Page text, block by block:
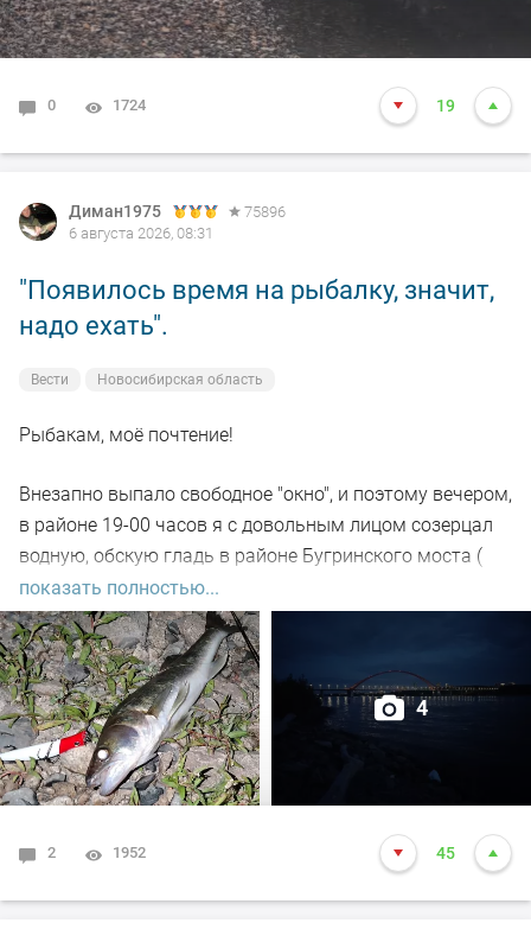
0 1724 19
Диман1975
75896
6 августа 2026, 08:31
"Появилось время на рыбалку, значит,
надо ехать".
Вести Новосибирская область
Рыбакам, моё почтение!
Внезапно выпало свободное "окно", и поэтому вечером,
в районе 19-00 часов я с довольным лицом созерцал
водную, обскую гладь в районе Бугринского моста (
правый берег).
Отдыхающего люда просто тьма, и на берегу ,и на
воде. Сапы, катера, гидроциклы всяких мастей
поднимали нехилую волну до самой темноты.
По сути: рыбалил только на спиннинг, помощниками
выступили "вертушки" и воблера.
С вечера поклёвок не увидел. Наступило тёмное время.
показать полностью...
4
2 1952 45